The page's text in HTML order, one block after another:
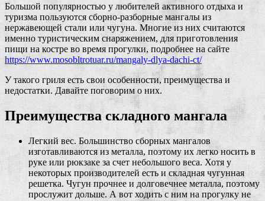
Большой популярностью у любителей активного отдыха и
туризма пользуются сборно-разборные мангалы из
нержавеющей стали или чугуна. Многие из них считаются
именно туристическим снаряжением, для приготовления
пищи на костре во время прогулки, подробнее на сайте
https://www.mosobltrotuar.ru/mangaly-dlya-dachi-ct/
У такого гриля есть свои особенности, преимущества и
недостатки. Давайте поговорим о них.
Преимущества складного мангала
Легкий вес. Большинство сборных мангалов
изготавливаются из металла, поэтому их легко носить в
руке или рюкзаке за счет небольшого веса. Хотя у
некоторых производителей есть и складная чугунная
решетка. Чугун прочнее и долговечнее металла, поэтому
прослужит дольше. А вот ходить с ним на прогулку не